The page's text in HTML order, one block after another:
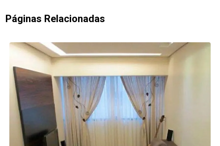
Páginas Relacionadas